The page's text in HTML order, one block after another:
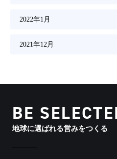
2022年1月
2021年12月
BE
地球に選ばれる営みをつくる